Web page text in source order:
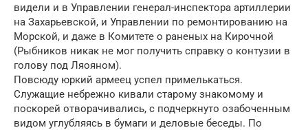
видели и в Управлении генерал-инспектора артиллерии
на Захарьевской, и Управлении по ремонтированию на
Морской, и даже в Комитете о раненых на Кирочной
(Рыбников никак не мог получить справку о контузии в
голову под Ляояном).
Повсюду юркий армеец успел примелькаться.
Служащие небрежно кивали старому знакомому и
поскорей отворачивались, с подчеркнуто озабоченным
видом углубляясь в бумаги и деловые беседы. По